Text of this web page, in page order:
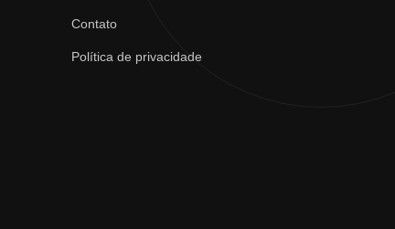
Contato
Política de privacidade